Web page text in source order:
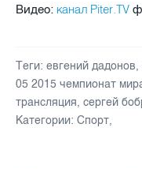
Видео: канал Piter.TV
Теги: евгений дадонов,
05 2015 чемпионат
трансляция, сергей
Категории: Спорт,